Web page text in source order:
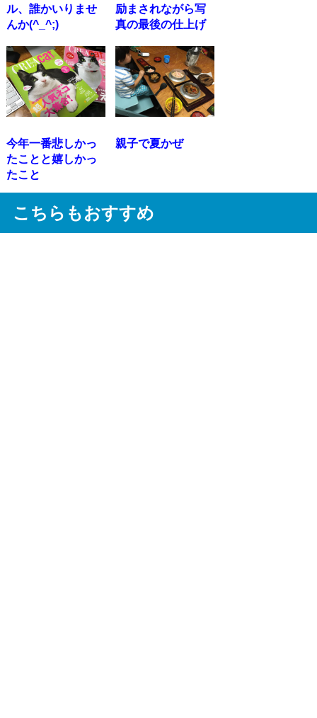
ル、誰かいりませ
んか(^_^;)
励まされながら写
真の最後の仕上げ
今年一番悲しかっ
たことと嬉しかっ
たこと
親子で夏かぜ
こちらもおすすめ